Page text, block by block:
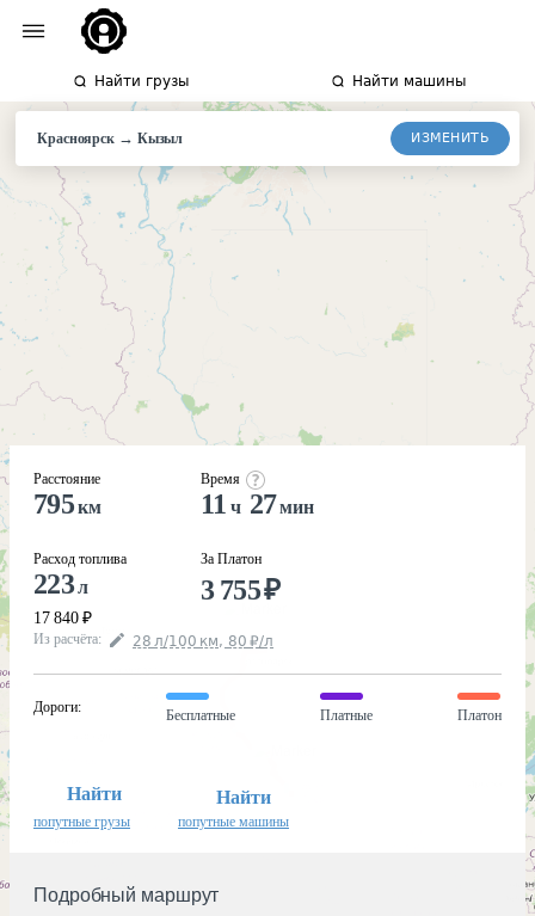
Найти грузы Найти машины
Красноярск → Кызыл ИЗМЕНИТЬ
Расстояние
795км
Расход топлива
223л
17 840 ₽
Время
11 ч 27мин
За Платон
3 755₽
Из расчёта: 28 л/100 км, 80 ₽/л
Дороги:
Бесплатные Платные Платон
Найти
попутные грузы
Найти
попутные машины
Подробный маршрут